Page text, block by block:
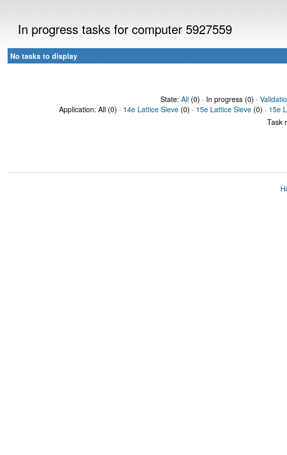
In progress tasks for computer 5927559
No tasks to display
State: All(0) · In progress (0) ·
Application: All (0) · 14e Lattice Sieve (0) · 15e Lattice Sieve (0) · 15e
Task